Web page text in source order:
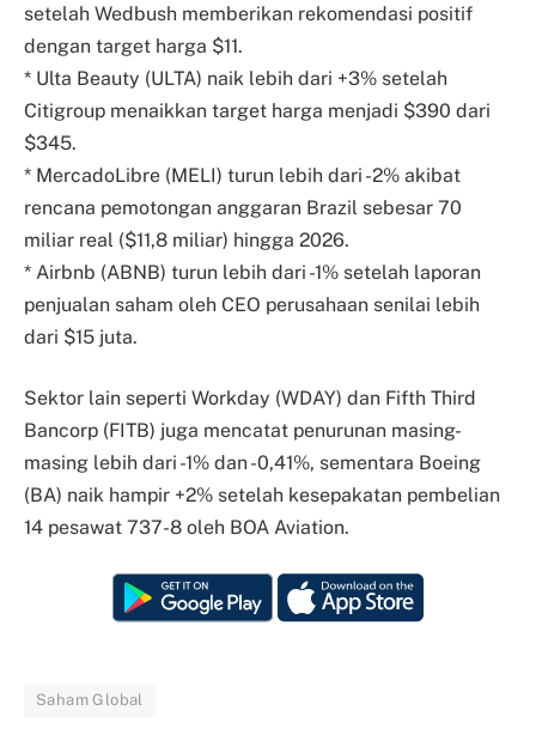
setelah Wedbush memberikan rekomendasi positif
dengan target harga $11.
* Ulta Beauty (ULTA) naik lebih dari +3% setelah
Citigroup menaikkan target harga menjadi $390 dari
$345.
* MercadoLibre (MELI) turun lebih dari -2% akibat
rencana pemotongan anggaran Brazil sebesar 70
miliar real ($11,8 miliar) hingga 2026.
* Airbnb (ABNB) turun lebih dari -1% setelah laporan
penjualan saham oleh CEO perusahaan senilai lebih
dari $15 juta.
Sektor lain seperti Workday (WDAY) dan Fifth Third
Bancorp (FITB) juga mencatat penurunan masing-
masing lebih dari -1% dan -0,41%, sementara Boeing
(BA) naik hampir +2% setelah kesepakatan pembelian
14 pesawat 737-8 oleh BOA Aviation.
Saham Global